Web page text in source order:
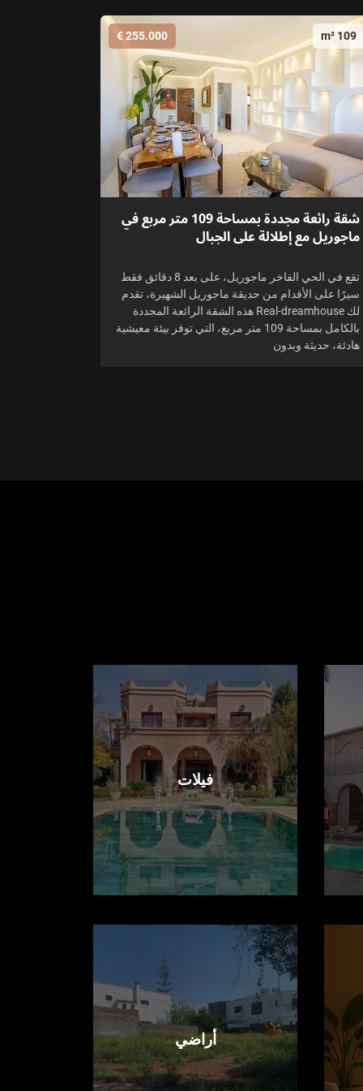
109 m²
255.000 €
شقة رائعة مجددة بمساحة 109 متر مربع في
ماجوريل مع إطلالة على الجبال
تقع في الحي الفاخر ماجوريل، على بعد 8 دقائق فقط
سيرًا على الأقدام من حديقة ماجوريل الشهيرة، تقدم
لك Real-dreamhouse هذه الشقة الرائعة المجددة
بالكامل بمساحة 109 متر مربع، التي توفر بيئة معيشية
هادئة، حديثة وبدون
فيلات
أراضي